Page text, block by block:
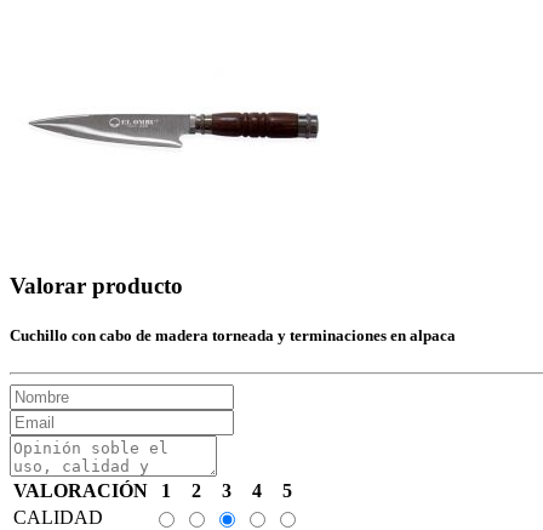
Valorar producto
Cuchillo con cabo de madera torneada y terminaciones en alpaca
VALORACIÓN 1 2 3 4
5
CALIDAD